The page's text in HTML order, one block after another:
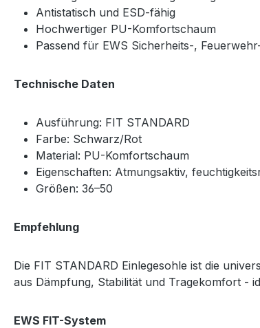
Antistatisch und ESD-fähig
Hochwertiger PU-Komfortschaum
Passend für EWS Sicherheits-,
Technische Daten
Ausführung: FIT STANDARD
Farbe: Schwarz/Rot
Material: PU-Komfortschaum
Eigenschaften: Atmungsaktiv,
Größen: 36–50
Empfehlung
Die FIT STANDARD Einlegesohle ist die
aus Dämpfung, Stabilität und Tragekomfort -
EWS FIT-System